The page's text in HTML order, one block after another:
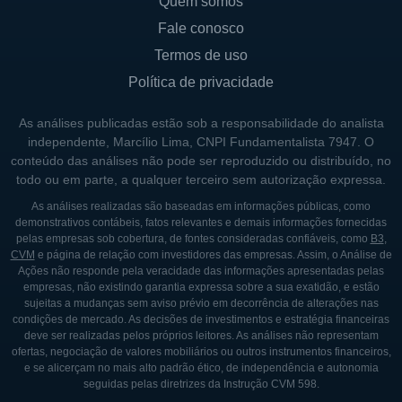
serviço mais rápido e preciso. Este foco em
tecnologia não só a diferencia de
competidores, mas também a estabelece
como um líder em seu setor.
HISTÓRICO DA BILL.COM
A Bill.com foi fundada em 2006 por René
Lacerte, com o intuito de ajudar pequenas e
médias empresas a modernizar sua gestão
financeira. Desde o início, a empresa
cresceu de forma constante, ganhando
reconhecimento por sua plataforma
inovadora e seu impacto positivo na forma
como as empresas processam seus
pagamentos.
Fale conosco
Termos de uso
Política de privacidade
As análises publicadas estão sob a responsabilidade do analista
independente, Marcílio Lima, CNPI Fundamentalista 7947. O
conteúdo das análises não pode ser reproduzido ou distribuído, no
todo ou em parte, a qualquer terceiro sem autorização expressa.
As análises realizadas são baseadas em informações públicas, como
demonstrativos contábeis, fatos relevantes e demais informações fornecidas
pelas empresas sob cobertura, de fontes consideradas confiáveis, como B3,
CVM e página de relação com investidores das empresas. Assim, o Análise de
Ações não responde pela veracidade das informações apresentadas pelas
empresas, não existindo garantia expressa sobre a sua exatidão, e estão
sujeitas a mudanças sem aviso prévio em decorrência de alterações nas
condições de mercado. As decisões de investimentos e estratégia financeiras
deve ser realizadas pelos próprios leitores. As análises não representam
ofertas, negociação de valores mobiliários ou outros instrumentos financeiros,
e se alicerçam no mais alto padrão ético, de independência e autonomia
seguidas pelas diretrizes da Instrução CVM 598.